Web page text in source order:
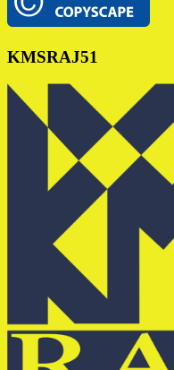
KMSRAJ51